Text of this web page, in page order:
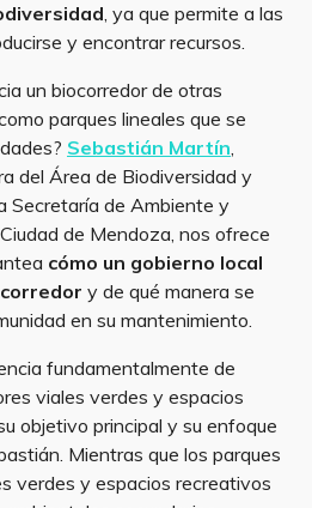
, ya que permite a las
y encontrar recursos.
un biocorredor de otras
parques lineales que se
Sebastián Martín,
del Área de Biodiversidad y
Secretaría de Ambiente y
de Mendoza, nos ofrece
cómo un gobierno local
y de qué manera se
en su mantenimiento.
fundamentalmente de
viales verdes y espacios
objetivo principal y su enfoque
Mientras que los parques
verdes y espacios recreativos